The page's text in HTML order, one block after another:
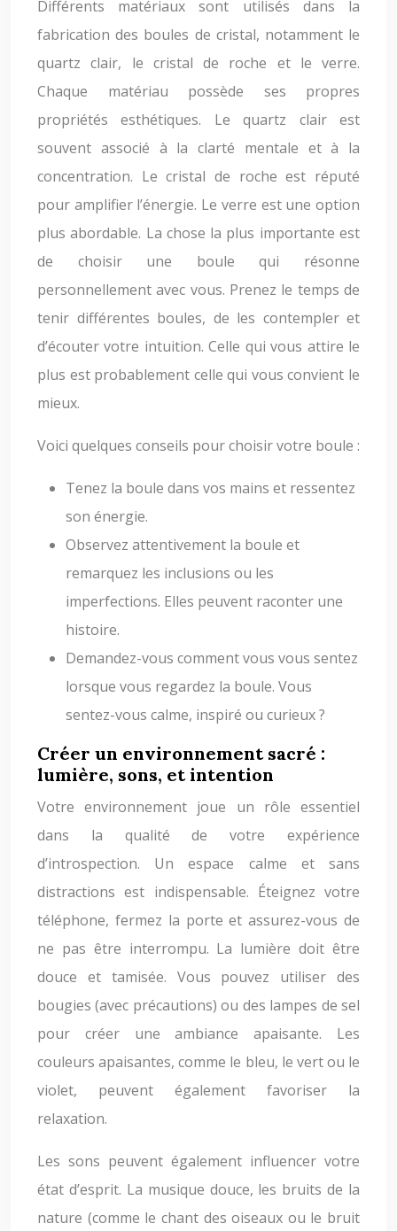
Différents matériaux sont utilisés dans la
fabrication des boules de cristal, notamment le
quartz clair, le cristal de roche et le verre.
Chaque matériau possède ses propres
propriétés esthétiques. Le quartz clair est
souvent associé à la clarté mentale et à la
concentration. Le cristal de roche est réputé
pour amplifier l’énergie. Le verre est une option
plus abordable. La chose la plus importante est
de choisir une boule qui résonne
personnellement avec vous. Prenez le temps de
tenir différentes boules, de les contempler et
d’écouter votre intuition. Celle qui vous attire le
plus est probablement celle qui vous convient le
mieux.
Voici quelques conseils pour choisir votre boule :
Tenez la boule dans vos mains et ressentez
son énergie.
Observez attentivement la boule et
remarquez les inclusions ou les
imperfections. Elles peuvent raconter une
histoire.
Demandez-vous comment vous vous sentez
lorsque vous regardez la boule. Vous
sentez-vous calme, inspiré ou curieux ?
Créer un environnement sacré :
lumière, sons, et intention
Votre environnement joue un rôle essentiel
dans la qualité de votre expérience
d’introspection. Un espace calme et sans
distractions est indispensable. Éteignez votre
téléphone, fermez la porte et assurez-vous de
ne pas être interrompu. La lumière doit être
douce et tamisée. Vous pouvez utiliser des
bougies (avec précautions) ou des lampes de sel
pour créer une ambiance apaisante. Les
couleurs apaisantes, comme le bleu, le vert ou le
violet, peuvent également favoriser la
relaxation.
Les sons peuvent également influencer votre
état d’esprit. La musique douce, les bruits de la
nature (comme le chant des oiseaux ou le bruit